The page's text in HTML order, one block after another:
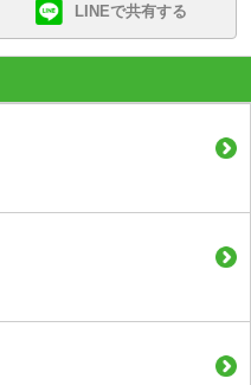
LINEで共有する